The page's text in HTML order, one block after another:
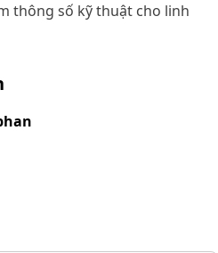
thông số kỹ thuật cho linh